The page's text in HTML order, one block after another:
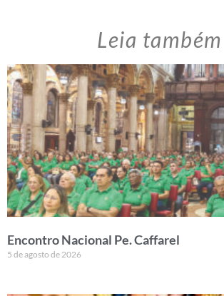
Leia também
Encontro Nacional Pe. Caffarel
5 de agosto de 2026